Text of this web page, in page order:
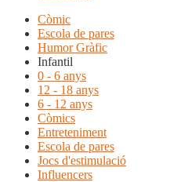
Còmic
Escola de pares
Humor Gràfic
Infantil
0 - 6 anys
12 - 18 anys
6 - 12 anys
Còmics
Entreteniment
Escola de pares
Jocs d'estimulació
Influencers